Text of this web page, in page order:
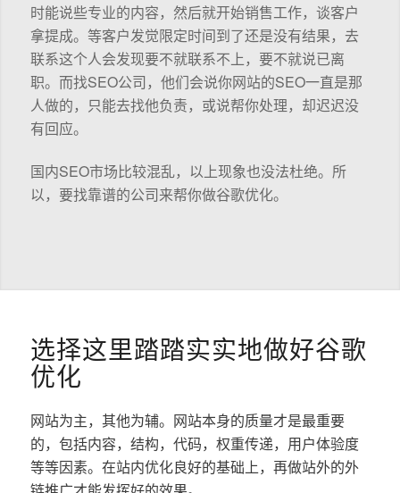
时能说些专业的内容，然后就开始销售工作，谈客户
拿提成。等客户发觉限定时间到了还是没有结果，去
联系这个人会发现要不就联系不上，要不就说已离
职。而找SEO公司，他们会说你网站的SEO一直是那
人做的，只能去找他负责，或说帮你处理，却迟迟没
有回应。
国内SEO市场比较混乱，以上现象也没法杜绝。所
以，要找靠谱的公司来帮你做谷歌优化。
选择这里踏踏实实地做好谷歌
优化
网站为主，其他为辅。网站本身的质量才是最重要
的，包括内容，结构，代码，权重传递，用户体验度
等等因素。在站内优化良好的基础上，再做站外的外